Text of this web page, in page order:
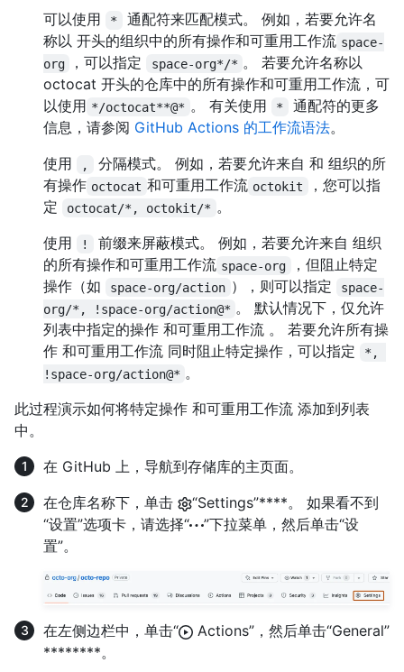
可以使用
*
通配符来匹配模式。 例如，若要允许名
称以 开头的组织中的所有操作和可重用工作流 space-
org
，可以指定 space-org*/* 。 若要允许名称以
octocat 开头的仓库中的所有操作和可重用工作流，可
以使用 */octocat**@* 。 有关使用 *
通配符的更多
信息，请参阅 GitHub Actions 的工作流语法。
使用
,
分隔模式。 例如，若要允许来自 和 组织的所
有操作 octocat 和可重用工作流 octokit
，您可以指
定
octocat/*, octokit/* 。
使用
!
前缀来屏蔽模式。 例如，若要允许来自 组织
的所有操作和可重用工作流 space-org
，但阻止特定
操作（如
space-org/action ），则可以指定
space-
org/*, !space-org/action@* 。 默认情况下，仅允许
列表中指定的操作 和可重用工作流 。 若要允许所有操
作 和可重用工作流 同时阻止特定操作，可以指定
*,
!space-org/action@* 。
此过程演示如何将特定操作 和可重用工作流 添加到列表
中。
在 GitHub 上，导航到存储库的主页面。
在仓库名称下，单击
“Settings”****。 如果看不到
“设置”选项卡，请选择“
”下拉菜单，然后单击“设
置”。
在左侧边栏中，单击“
Actions”，然后单击“General”
********。